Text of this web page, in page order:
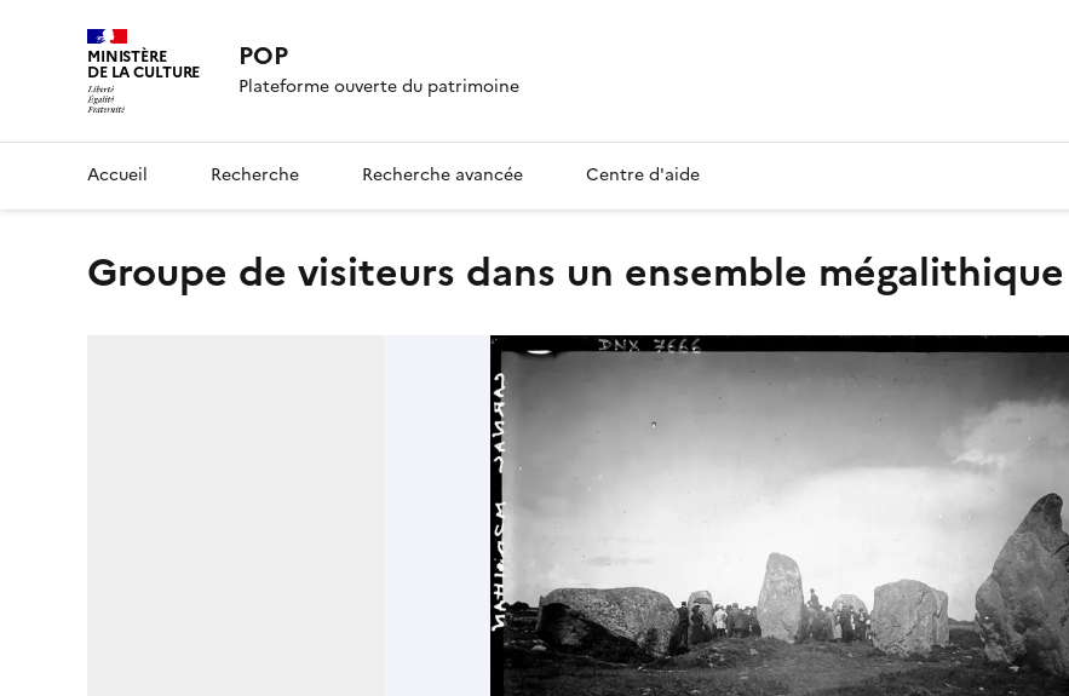
MINISTÈRE
DE LA CULTURE POP
Plateforme ouverte du patrimoine
Accueil Recherche Recherche avancée Centre d'aide
Groupe de visiteurs dans un ensemble mégalithique